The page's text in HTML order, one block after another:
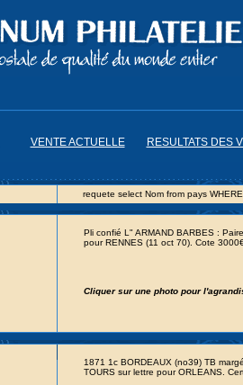
VENTE ACTUELLE RESULTATS DES
requete select Nom from pays
Pli confié L" ARMAND BARBES :
pour RENNES (11 oct 70). Cote
Cliquer sur une photo pour
1871 1c BORDEAUX (no39) TB
TOURS sur lettre pour ORLEANS.